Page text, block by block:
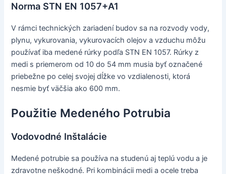
Norma STN EN 1057+A1
V rámci technických zariadení budov sa na rozvody vody,
plynu, vykurovania, vykurovacích olejov a vzduchu môžu
používať iba medené rúrky podľa STN EN 1057. Rúrky z
medi s priemerom od 10 do 54 mm musia byť označené
priebežne po celej svojej dĺžke vo vzdialenosti, ktorá
nesmie byť väčšia ako 600 mm.
Použitie Medeného Potrubia
Vodovodné Inštalácie
Medené potrubie sa používa na studenú aj teplú vodu a je
zdravotne neškodné. Pri kombinácii medi a ocele treba